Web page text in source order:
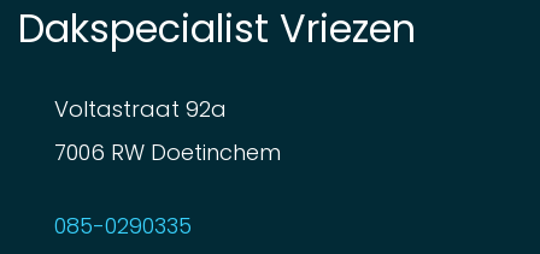
Dakspecialist Vriezen
Voltastraat 92a
7006 RW Doetinchem
085-0290335